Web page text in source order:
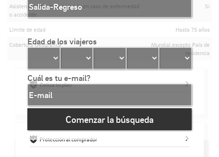
Asistencia médica en cruceros en caso de enfermedad
o accidente
Si
Límite de edad Hasta 75 años
Cobertura Geográfica
Mundial excepto País de
residencia
Cotiza tu plan
Edad de los viajeros
Cuál es tu e-mail?
Comenzar la búsqueda
Protección al comprador